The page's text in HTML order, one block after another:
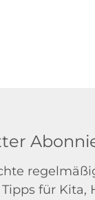
für Kita,